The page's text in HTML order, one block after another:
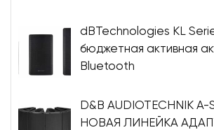
dBTechnologies KL
бюджетная активная
Bluetooth
D&B AUDIOTECHNIK A-
НОВАЯ ЛИНЕЙКА